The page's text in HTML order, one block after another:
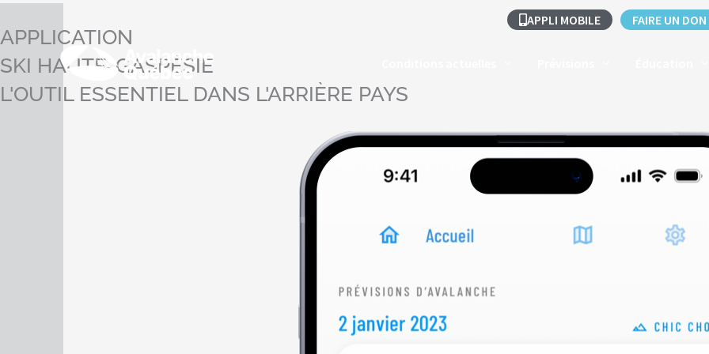
au
contenu
APPLI MOBILE FAIRE UN DON
APPLICATION
SKI HAUTE-GASPÉSIE
L'OUTIL ESSENTIEL DANS L'ARRIÈRE PAYS